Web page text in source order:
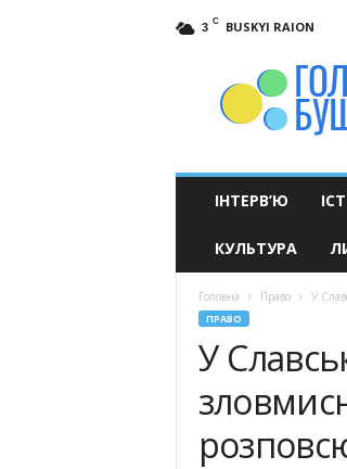
3 C BUSKYI RAION
ІНТЕРВ’Ю
КУЛЬТУРА
Головна Право У
ПРАВО
У